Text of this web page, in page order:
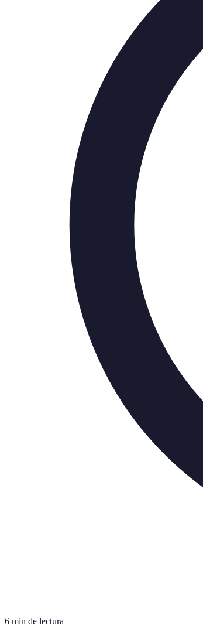
6 min de lectura